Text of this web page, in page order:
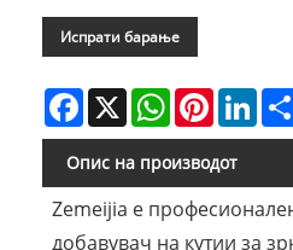
Испрати барање
Facebook
X WhatsAppPinterest
Опис на производот
Zemeijia е
добавувач на кутии за